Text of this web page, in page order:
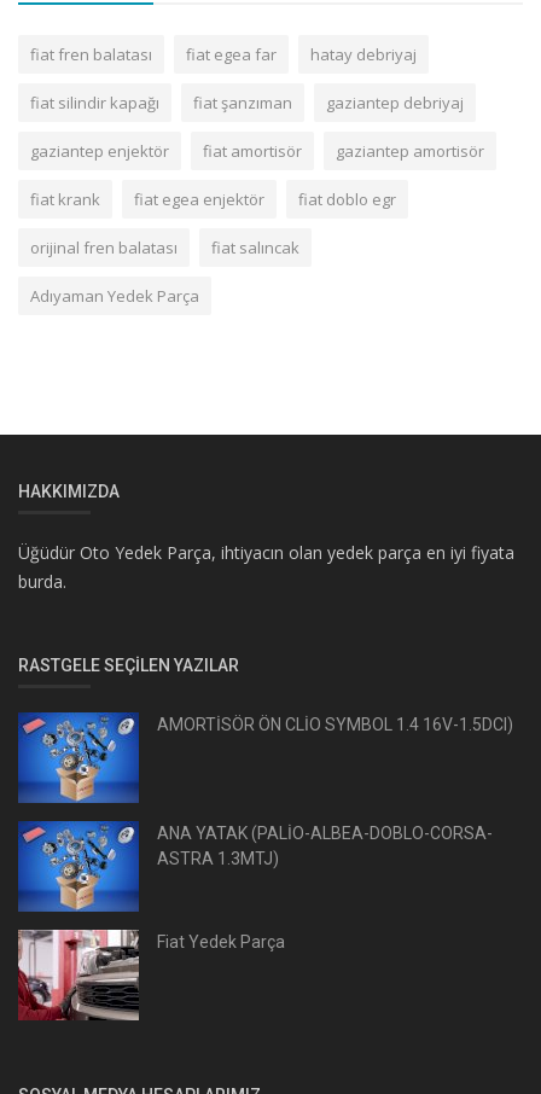
fiat fren balatası fiat egea far hatay debriyaj
fiat silindir kapağı fiat şanzıman gaziantep debriyaj
gaziantep enjektör fiat amortisör gaziantep amortisör
fiat krank fiat egea enjektör fiat doblo egr
orijinal fren balatası fiat salıncak
Adıyaman Yedek Parça
HAKKIMIZDA
Üğüdür Oto Yedek Parça, ihtiyacın olan yedek parça en iyi fiyata
burda.
RASTGELE SEÇILEN YAZILAR
AMORTİSÖR ÖN CLİO SYMBOL 1.4 16V-1.5DCI)
ANA YATAK (PALİO-ALBEA-DOBLO-CORSA-
ASTRA 1.3MTJ)
Fiat Yedek Parça